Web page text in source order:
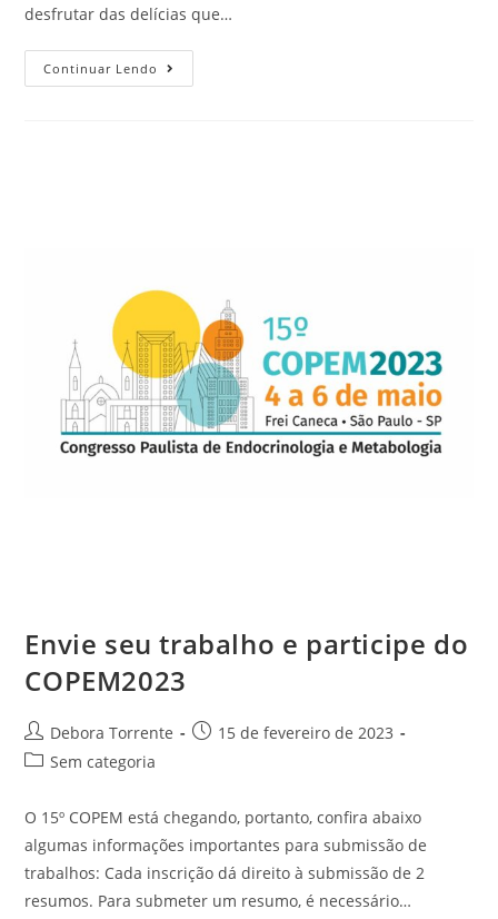
desfrutar das delícias que…
Continuar Lendo
Envie seu trabalho e participe do
COPEM2023
Debora Torrente
15 de fevereiro de 2023
Sem categoria
O 15º COPEM está chegando, portanto, confira abaixo
algumas informações importantes para submissão de
trabalhos: Cada inscrição dá direito à submissão de 2
resumos. Para submeter um resumo, é necessário…